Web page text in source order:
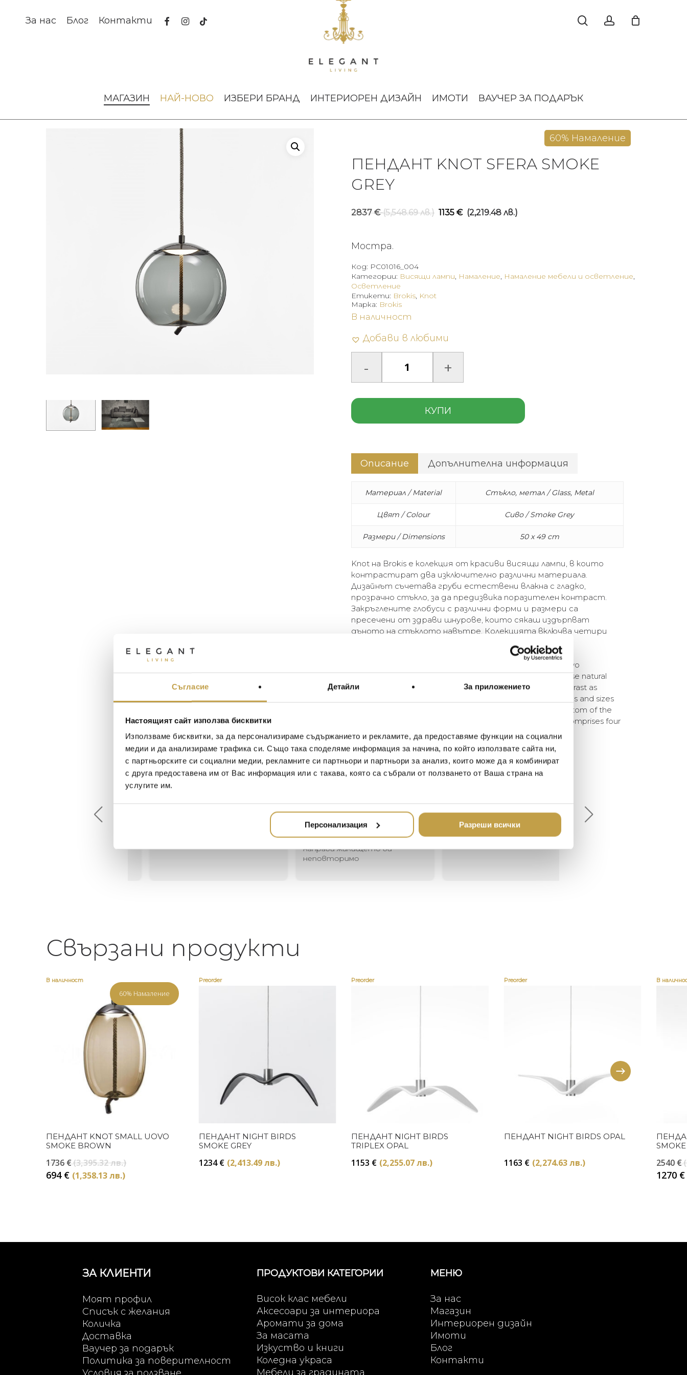
Съгласие Детайли За приложението
Настоящият сайт използва бисквитки
Използваме бисквитки, за да персонализираме съдържанието и рекламите, да предоставяме функции на социални
медии и да анализираме трафика си. Също така споделяме информация за начина, по който използвате сайта ни,
с партньорските си социални медии, рекламните си партньори и партньори за анализ, които може да я комбинират
с друга предоставена им от Вас информация или с такава, която са събрали от ползването от Ваша страна на
услугите им.
Персонализация Разреши всички
За нас Блог Контакти facebookinstagram
tiktok
МАГАЗИН НАЙ-НОВО ИЗБЕРИ БРАНД ИНТЕРИОРЕН ДИЗАЙН ИМОТИ ВАУЧЕР ЗА ПОДАРЪК
60% Намаление
ПЕНДАНТ KNOT SFERA SMOKE
GREY
2837€ (5,548.69 лв.) Original
(5,548.69
лв.).
1135 € (2,219.48 лв.)Текущата
(2,219.48
Мостра.
Код: PC01016_004
Категории: Висящи лампи, Намаление, Намаление мебели и осветление,
Осветление
Етикети: Brokis, Knot
В наличност
Добави в любими
КУПИ
Марка: Brokis
Описание Допълнителна информация
Материал / Material Стъкло, метал / Glass, Metal
Цвят / Colour Сиво / Smoke Grey
Размери / Dimensions 50 x 49 cm
Knot на Brokis е колекция от красиви висящи лампи, в които
контрастират два изключително различни материала.
Дизайнът съчетава груби естествени влакна с гладко,
прозрачно стъкло, за да предизвика поразителен контраст.
Закръглените глобуси с различни форми и размери са
пресечени от здрави шнурове, които сякаш издърпват
дъното на стъклото навътре. Колекцията включва четири
Knot is a collection of stately pendant lights that appose two
dramatically dissimilar materials. The design combines coarse natural
fibre with smooth, transparent blown glass to arouse a contrast as
striking as it is dignified. Full-bodied globes of varying shapes and sizes
are penetrated by robust cords that seemingly pull the bottom of the
glass inward for a bemusing plastic effect. The collection comprises four
pendant lights of different shapes available in two sizes.
Един магазин за красив и
елегантен дом. В него ще
намерите всичко, което ще
направи жилището ви
неповторимо
Най-доброто място в града
за домашен декор - уникално и
стилно
Хареса ми
Свързани продукти
В наличност
60% Намаление
Купи
ПЕНДАНТ KNOT SMALL UOVO
SMOKE BROWN
1736€(3,395.32 лв.)Original
694 € (1,358.13 лв.)Текущата
Preorder
Купи
ПЕНДАНТ NIGHT BIRDS
SMOKE GREY
1234€ (2,413.49 лв.)
Preorder
Купи
ПЕНДАНТ NIGHT BIRDS
TRIPLEX OPAL
1153 € (2,255.07 лв.)
Preorder
Купи
ПЕНДАНТ NIGHT BIRDS OPAL
1163 € (2,274.63 лв.)
В
SMOKE
2540€
1270 €
ЗА КЛИЕНТИ
Моят профил
Списък с желания
Количка
Доставка
Ваучер за подарък
Политика за поверителност
Условия за ползване
ПРОДУКТОВИ КАТЕГОРИИ
Висок клас мебели
Аксесоари за интериора
Аромати за дома
За масата
Изкуство и книги
Коледна украса
Мебели за градината
МЕНЮ
За нас
Магазин
Интериорен дизайн
Имоти
Блог
Контакти